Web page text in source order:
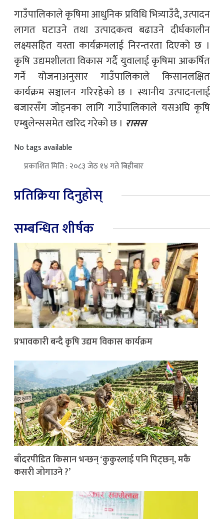
गाउँपालिकाले कृषिमा आधुनिक प्रविधि भित्र्याउँदै, उत्पादन
लागत घटाउने तथा उत्पादकत्व बढाउने दीर्घकालीन
लक्ष्यसहित यस्ता कार्यक्रमलाई निरन्तरता दिएको छ ।
कृषि उद्यमशीलता विकास गर्दै युवालाई कृषिमा आकर्षित
गर्ने योजनाअनुसार गाउँपालिकाले किसानलक्षित
कार्यक्रम सञ्चालन गरिरहेको छ । स्थानीय उत्पादनलाई
बजारसँग जोड्नका लागि गाउँपालिकाले यसअघि कृषि
एम्बुलेन्ससमेत खरिद गरेको छ । रासस
No tags available
प्रकाशित मिति : २०८३ जेठ १४ गते बिहीबार
प्रतिक्रिया दिनुहोस्
सम्बन्धित शीर्षक
प्रभावकारी बन्दै कृषि उद्यम विकास कार्यक्रम
बाँदरपीडित किसान भन्छन् ‘कुकुरलाई पनि पिट्छन्, मकै
कसरी जोगाउने ?’